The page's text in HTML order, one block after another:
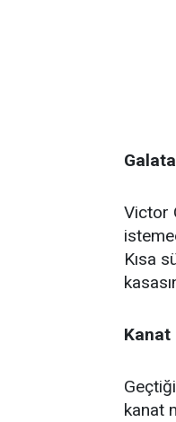
Victor
Kısa
Kanat
kanat